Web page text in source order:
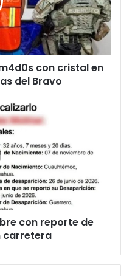
con cristal en
del Bravo
con reporte de
carretera